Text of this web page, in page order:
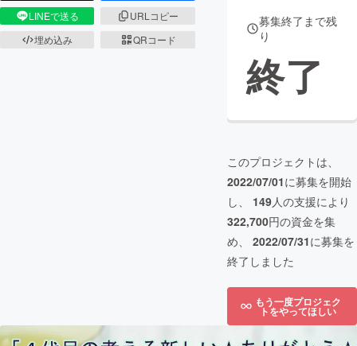
LINEで送る
URLコピー
埋め込み
QRコード
募集終了まで残
り
終了
このプロジェクトは、
2022/07/01に募集を開始
し、 149人の支援により
322,700円の資金を集
め、 2022/07/31に募集を
終了しました
もう一度プロジェク
トをやってほしい